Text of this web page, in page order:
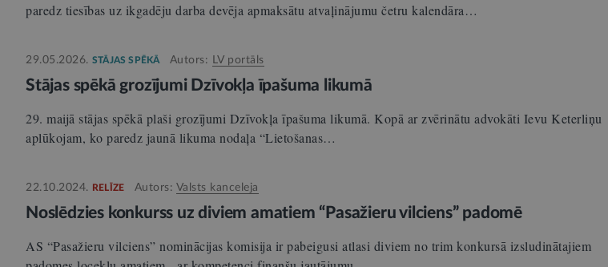
paredz tiesības uz ikgadēju darba devēja apmaksātu atvaļinājumu četru kalendāra…
29.05.2026. STĀJAS SPĒKĀ Autors: LV portāls
Stājas spēkā grozījumi Dzīvokļa īpašuma likumā
29. maijā stājas spēkā plaši grozījumi Dzīvokļa īpašuma likumā. Kopā ar zvērinātu advokāti Ievu Keterliņu
aplūkojam, ko paredz jaunā likuma nodaļa “Lietošanas…
22.10.2024. RELĪZE Autors: Valsts kanceleja
Noslēdzies konkurss uz diviem amatiem “Pasažieru vilciens” padomē
AS “Pasažieru vilciens” nominācijas komisija ir pabeigusi atlasi diviem no trim konkursā izsludinātajiem